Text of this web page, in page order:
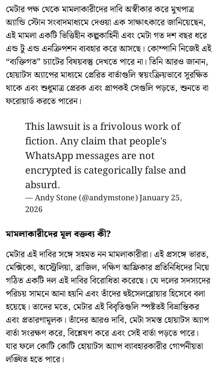
মেটার পক্ষ থেকে মামলাকারীদের দাবি অস্বীকার করে মুখপাত্র
অ্যান্ডি স্টোন সংবাদমাধ্যমে দেওয়া এক সাক্ষাৎকারে জানিয়েছেন,
এই মামলা একটি ভিত্তিহীন কল্পকাহিনী এবং মেটা গত দশ বছর ধরে
এন্ড টু এন্ড এনক্রিপশন ব্যবহার করে আসছে। কোম্পানি নিজেই এই
“ব্যক্তিগত” চ্যাটের বিষয়বস্তু দেখতে পারে না। তিনি আরও জানান,
হোয়াটস অ্যাপের মাধ্যমে প্রেরিত বার্তাগুলি স্বয়ংক্রিয়ভাবে সুরক্ষিত
থাকে এবং শুধুমাত্র প্রেরক এবং প্রাপকই সেগুলি পড়তে, শুনতে বা
ফরোয়ার্ড করতে পারেন।
This lawsuit is a frivolous work of
fiction. Any claim that people's
WhatsApp messages are not
encrypted is categorically false and
absurd.
— Andy Stone (@andymstone)January 25,
2026
মামলাকারীদের মূল বক্তব্য কী?
মেটার এই দাবির সঙ্গে সহমত নন মামলাকারীরা। এই প্রসঙ্গে ভারত,
মেক্সিকো, অস্ট্রেলিয়া, ব্রাজিল, দক্ষিণ আফ্রিকার প্রতিনিধিদের নিয়ে
গঠিত একটি দল এই দাবির বিরোধিতা করেছে। যে দলের সদস্যদের
পরিচয় সামনে আনা হয়নি এবং তাঁদের হুইসেলব্লোয়ার হিসেবে বলা
হয়েছে। তাদের মতে, মেটার এই বিবৃতিগুলি স্পষ্টতই বিভ্রান্তিকর
এবং প্রতারণামূলক। তাঁদের আরও দাবি, মেটা সমস্ত হোয়াটস অ্যাপ
বার্তা সংরক্ষণ করে, বিশ্লেষণ করে এবং সেই বার্তা পড়তে পারে।
যার ফলে কোটি কোটি হোয়াটস অ্যাপ ব্যাবহারকারীর গোপনীয়তা
লঙ্ঘিত হতে পারে।